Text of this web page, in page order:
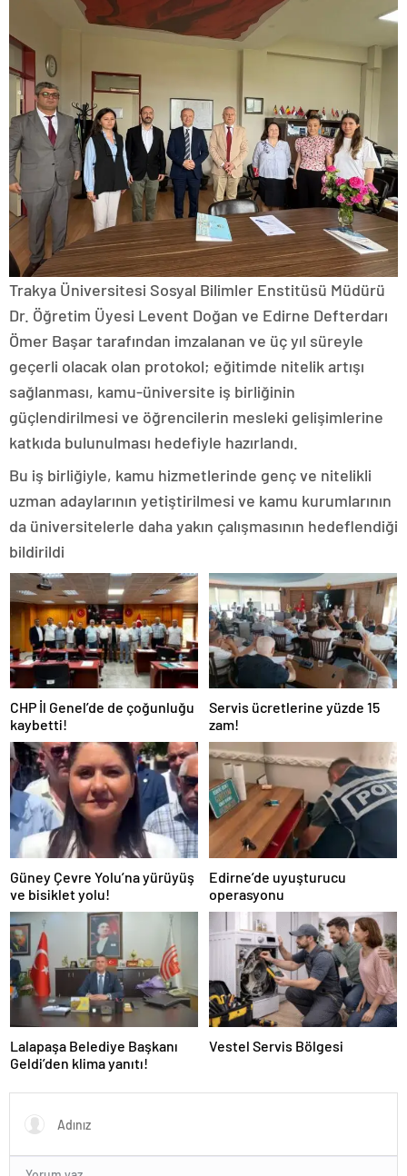
Trakya Üniversitesi Sosyal Bilimler Enstitüsü Müdürü
Dr. Öğretim Üyesi Levent Doğan ve Edirne Defterdarı
Ömer Başar tarafından imzalanan ve üç yıl süreyle
geçerli olacak olan protokol; eğitimde nitelik artışı
sağlanması, kamu-üniversite iş birliğinin
güçlendirilmesi ve öğrencilerin mesleki gelişimlerine
katkıda bulunulması hedefiyle hazırlandı.
Bu iş birliğiyle, kamu hizmetlerinde genç ve nitelikli
uzman adaylarının yetiştirilmesi ve kamu kurumlarının
da üniversitelerle daha yakın çalışmasının hedeflendiği
bildirildi
CHP İl Genel’de de çoğunluğu
kaybetti!
Servis ücretlerine yüzde 15
zam!
Güney Çevre Yolu’na yürüyüş
ve bisiklet yolu!
Edirne’de uyuşturucu
operasyonu
Lalapaşa Belediye Başkanı
Geldi’den klima yanıtı!
Vestel Servis Bölgesi